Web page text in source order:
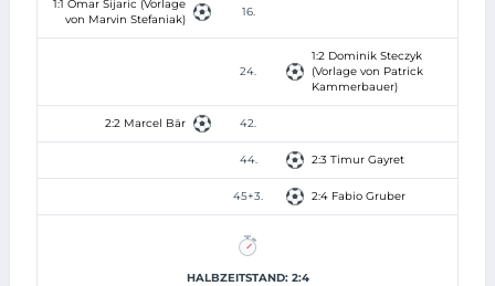
1:1 Omar Sijaric (Vorlage
von Marvin Stefaniak)
16.
24.
1:2 Dominik Steczyk
(Vorlage von Patrick
Kammerbauer)
2:2 Marcel Bär 42.
44. 2:3 Timur Gayret
45+3. 2:4 Fabio Gruber
HALBZEITSTAND: 2:4